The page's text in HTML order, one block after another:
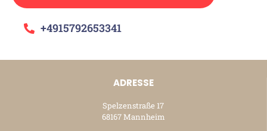
+4915792653341
ADRESSE
Spelzenstraße 17
68167 Mannheim